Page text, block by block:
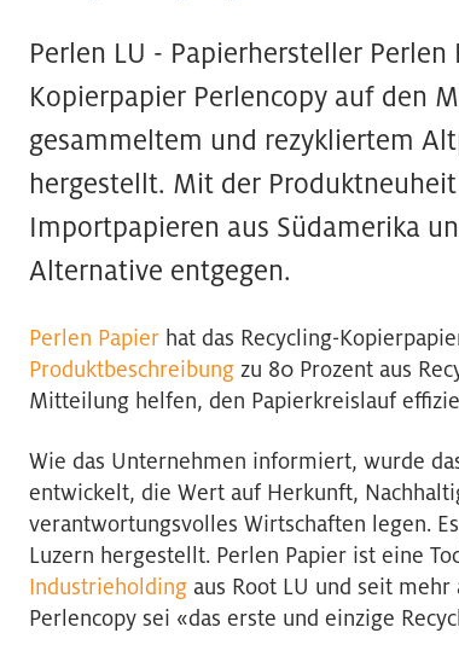
Perlen LU - Papierhersteller
Kopierpapier Perlencopy auf den
gesammeltem und rezykliertem
hergestellt. Mit der
Importpapieren aus Südamerika
Alternative entgegen.
Perlen Papier hat das Recycling-
Produktbeschreibung zu 80 Prozent aus
Mitteilung helfen, den Papierkreislauf
Wie das Unternehmen informiert, wurde
entwickelt, die Wert auf Herkunft,
verantwortungsvolles Wirtschaften legen.
Luzern hergestellt. Perlen Papier ist eine
Industrieholding aus Root LU und seit
Perlencopy sei «das erste und einzige